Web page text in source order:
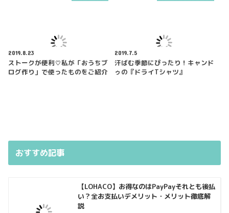
2019.8.23
ストークが便利♡私が「おうちブ
ログ作り」で使ったものをご紹介
2019.7.5
汗ばむ季節にぴったり！キャンド
ゥの『ドライTシャツ』
おすすめ記事
【LOHACO】お得なのはPayPayそれとも後払
い？全お支払いデメリット・メリット徹底解
説